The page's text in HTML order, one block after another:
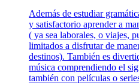
Además de estudiar
y satisfactorio aprender a
( ya sea laborales, o viajes,
limitados a disfrutar de
destinos). También es
música comprendiendo el
también con películas o